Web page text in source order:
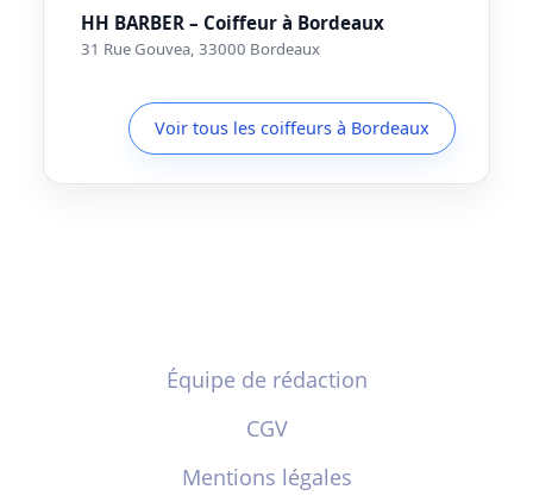
HH BARBER – Coiffeur à Bordeaux
31 Rue Gouvea, 33000 Bordeaux
Voir tous les coiffeurs à Bordeaux
Équipe de rédaction
CGV
Mentions légales